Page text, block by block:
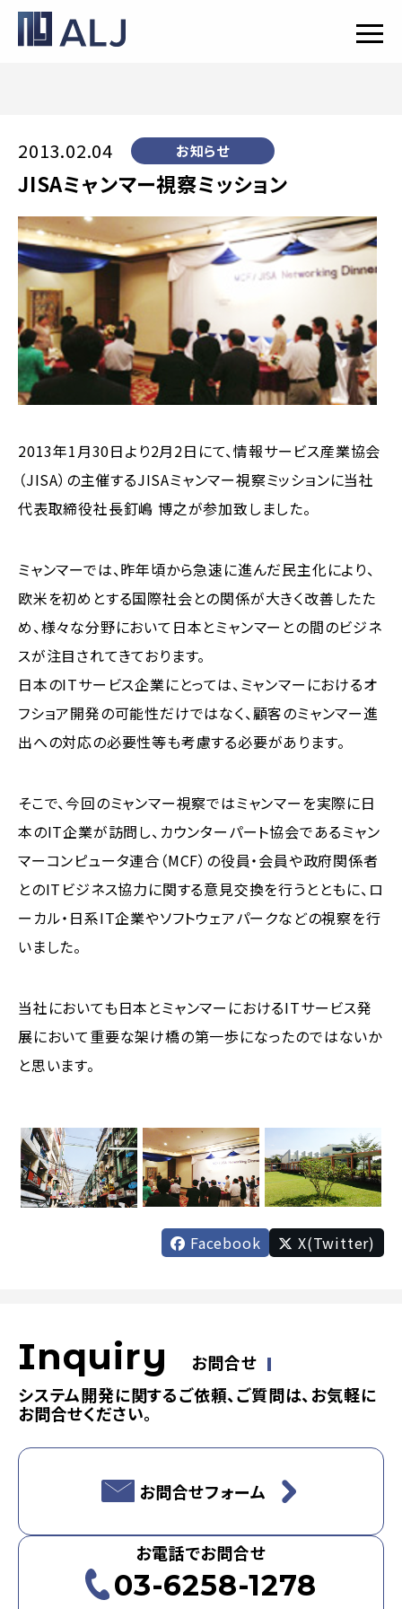
2013.02.04 お知らせ
JISAミャンマー視察ミッション
2013年1月30日より2月2日にて、情報サービス産業協会
（JISA）の主催するJISAミャンマー視察ミッションに当社
代表取締役社長釘嶋 博之が参加致しました。
ミャンマーでは、昨年頃から急速に進んだ民主化により、
欧米を初めとする国際社会との関係が大きく改善したた
め、様々な分野において日本とミャンマーとの間のビジネ
スが注目されてきております。
日本のITサービス企業にとっては、ミャンマーにおけるオ
フショア開発の可能性だけではなく、顧客のミャンマー進
出への対応の必要性等も考慮する必要があります。
そこで、今回のミャンマー視察ではミャンマーを実際に日
本のIT企業が訪問し、カウンターパート協会であるミャン
マーコンピュータ連合（MCF）の役員・会員や政府関係者
とのITビジネス協力に関する意見交換を行うとともに、ロ
ーカル・日系IT企業やソフトウェアパークなどの視察を行
いました。
当社においても日本とミャンマーにおけるITサービス発
展において重要な架け橋の第一歩になったのではないか
と思います。
Facebook X(Twitter)
Inquiry
お問合せ
システム開発に関するご依頼、ご質問は、お気軽に
お問合せください。
お問合せフォーム
お電話でお問合せ
03-6258-1278